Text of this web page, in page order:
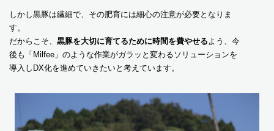
しかし黒豚は繊細で、その肥育には細心の注意が必要となりま
す。
だからこそ、 黒豚を大切に育てるために時間を費やせるよう、今
後も「Milfee」のような作業がガラッと変わるソリューションを
導入しDX化を進めていきたいと考えています。